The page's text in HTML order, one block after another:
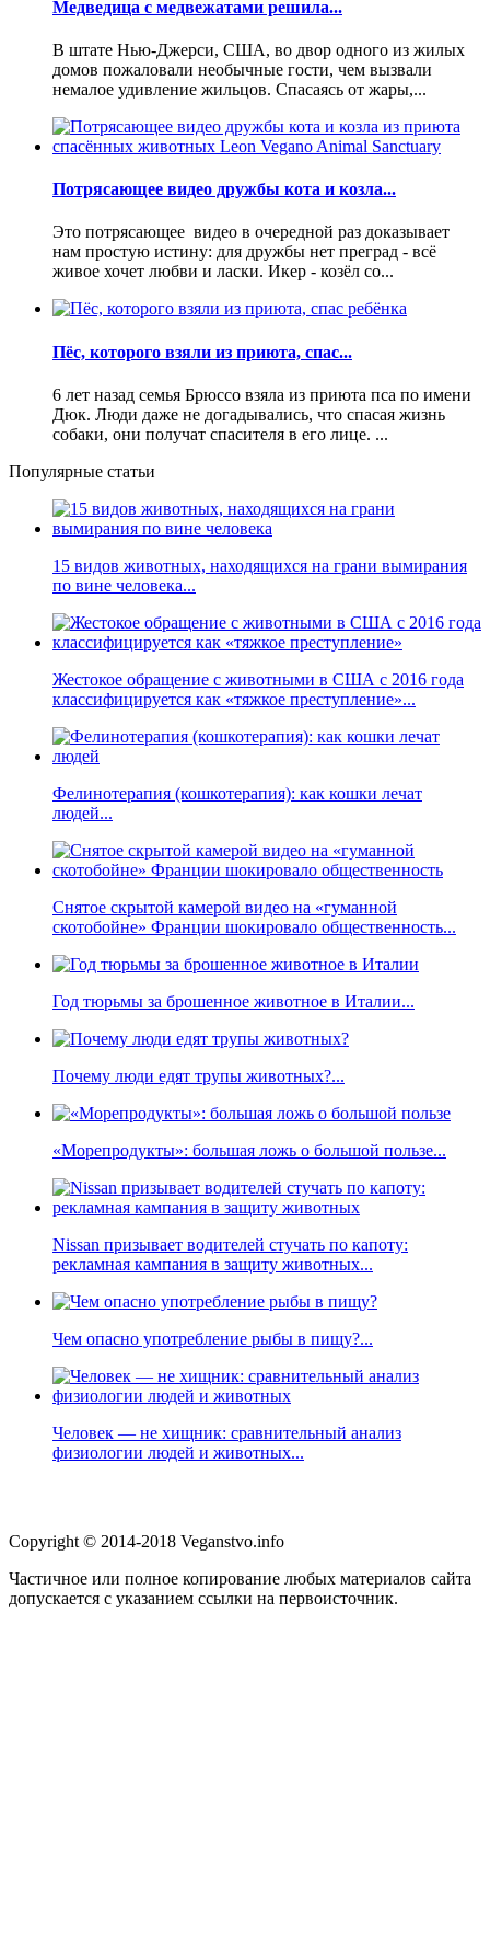
Медведица с медвежатами решила...
В штате Нью-Джерси, США, во двор одного из жилых
домов пожаловали необычные гости, чем вызвали
немалое удивление жильцов. Спасаясь от жары,...
Потрясающее видео дружбы кота и козла...
Это потрясающее видео в очередной раз доказывает
нам простую истину: для дружбы нет преград - всё
живое хочет любви и ласки. Икер - козёл со...
Пёс, которого взяли из приюта, спас...
6 лет назад семья Брюссо взяла из приюта пса по имени
Дюк. Люди даже не догадывались, что спасая жизнь
собаки, они получат спасителя в его лице. ...
Популярные статьи
15 видов животных, находящихся на грани вымирания
по вине человека...
Жестокое обращение с животными в США с 2016 года
классифицируется как «тяжкое преступление»...
Фелинотерапия (кошкотерапия): как кошки лечат
людей...
Снятое скрытой камерой видео на «гуманной
скотобойне» Франции шокировало общественность...
Год тюрьмы за брошенное животное в Италии...
Почему люди едят трупы животных?...
«Морепродукты»: большая ложь о большой пользе...
Nissan призывает водителей стучать по капоту:
рекламная кампания в защиту животных...
Чем опасно употребление рыбы в пищу?...
Человек — не хищник: сравнительный анализ
физиологии людей и животных...
Copyright © 2014-2018 Veganstvo.info
Частичное или полное копирование любых материалов сайта
допускается с указанием ссылки на первоисточник.